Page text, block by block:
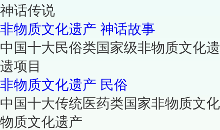
神话传说
非物质文化遗产 神话故事
中国十大民俗类国家级非物质文化
遗项目
非物质文化遗产 民俗
中国十大传统医药类国家非物质文
物质文化遗产